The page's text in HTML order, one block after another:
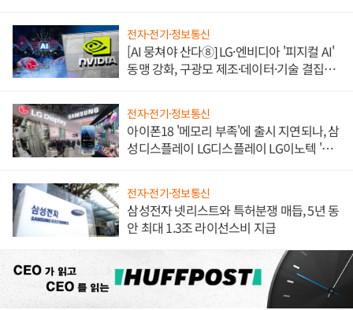
전자·전기·정보통신
[AI 뭉쳐야 산다⑧] LG·엔비디아 '피지컬 AI'
동맹 강화, 구광모 제조·데이터·기술 결집
전자·전기·정보통신
아이폰18 '메모리 부족'에 출시 지연되나, 삼
성디스플레이 LG디스플레이 LG이노텍 '탈
전자·전기·정보통신
삼성전자 넷리스트와 특허분쟁 매듭, 5년 동
안 최대 1.3조 라이선스비 지급